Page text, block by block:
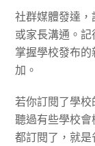
社群媒體發達
或家長溝通。
掌握學校發布
加。
若你訂閱了學
聽過有些學校
都訂閱了，就